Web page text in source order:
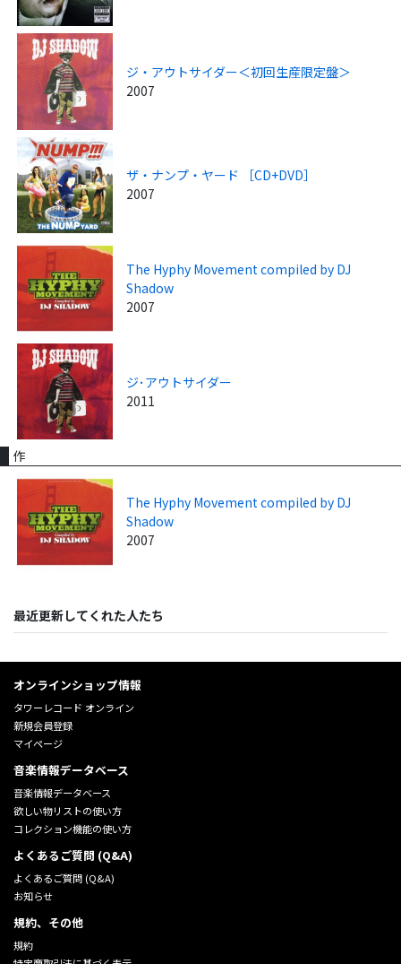
ジ・アウトサイダー＜初回生産限定盤＞
2007
ザ・ナンプ・ヤード ［CD+DVD］
2007
The Hyphy Movement compiled by DJ
Shadow
2007
ジ･アウトサイダー
2011
作
The Hyphy Movement compiled by DJ
Shadow
2007
最近更新してくれた人たち
オンラインショップ情報
タワーレコード オンライン
新規会員登録
マイページ
音楽情報データベース
音楽情報データベース
欲しい物リストの使い方
コレクション機能の使い方
よくあるご質問 (Q&A)
よくあるご質問 (Q&A)
お知らせ
規約、その他
規約